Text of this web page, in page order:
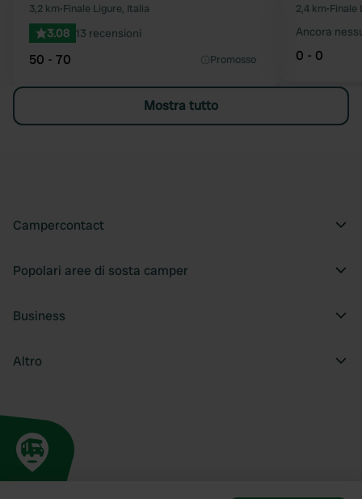
Preferito
3,2 km•Finale Ligure, Italia
3.08 13 recensioni
50 - 70 Promosso
2,4 km•Finale
Ancora
0 - 0
Mostra tutto
Campercontact
Popolari aree di sosta camper
Business
Altro